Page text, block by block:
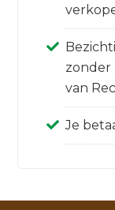
zonder
van
Je